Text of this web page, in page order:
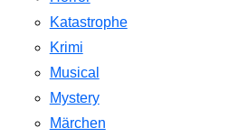
Katastrophe
Krimi
Musical
Mystery
Märchen